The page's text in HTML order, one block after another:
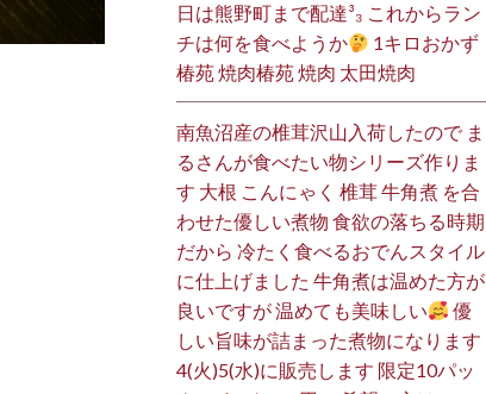
日は熊野町まで配達³₃ これからラン
チは何を食べようか
1キロおかず
椿苑 焼肉椿苑 焼肉 太田焼肉
南魚沼産の椎茸沢山入荷したので ま
るさんが食べたい物シリーズ作りま
す 大根 こんにゃく 椎茸 牛角煮 を合
わせた優しい煮物 食欲の落ちる時期
だから 冷たく食べるおでんスタイル
に仕上げました 牛角煮は温めた方が
良いですが 温めても美味しい
優
しい旨味が詰まった煮物になります
4(火)5(水)に販売します 限定10パッ